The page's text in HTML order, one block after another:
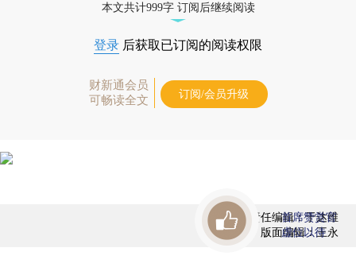
本文共计999字 订阅后继续阅读
登录 后获取已订阅的阅读权限
财新通会员
可畅读全文
订阅/会员升级
责任编辑：于达维
版面编辑：王永
首席赞赏官
虚位以待